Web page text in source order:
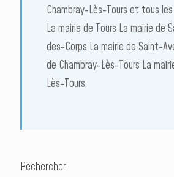
Chambray-Lès-Tours et tous
La mairie de Tours La mairie de
des-Corps La mairie de Saint-
de Chambray-Lès-Tours La
Lès-Tours
Rechercher